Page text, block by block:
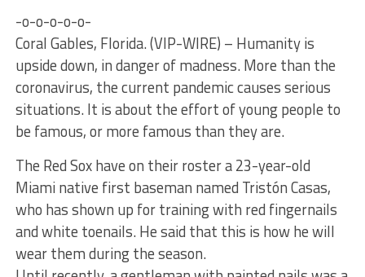
-o-o-o-o-o-
Coral Gables, Florida. (VIP-WIRE) – Humanity is
upside down, in danger of madness. More than the
coronavirus, the current pandemic causes serious
situations. It is about the effort of young people to
be famous, or more famous than they are.
The Red Sox have on their roster a 23-year-old
Miami native first baseman named Tristón Casas,
who has shown up for training with red fingernails
and white toenails. He said that this is how he will
wear them during the season.